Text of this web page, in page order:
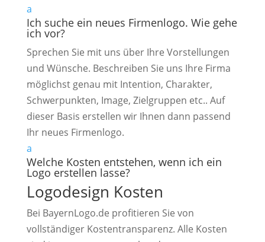
a
Ich suche ein neues Firmenlogo. Wie gehe
ich vor?
Sprechen Sie mit uns über Ihre Vorstellungen
und Wünsche. Beschreiben Sie uns Ihre Firma
möglichst genau mit Intention, Charakter,
Schwerpunkten, Image, Zielgruppen etc.. Auf
dieser Basis erstellen wir Ihnen dann passend
Ihr neues Firmenlogo.
a
Welche Kosten entstehen, wenn ich ein
Logo erstellen lasse?
Logodesign Kosten
Bei BayernLogo.de profitieren Sie von
vollständiger Kostentransparenz. Alle Kosten